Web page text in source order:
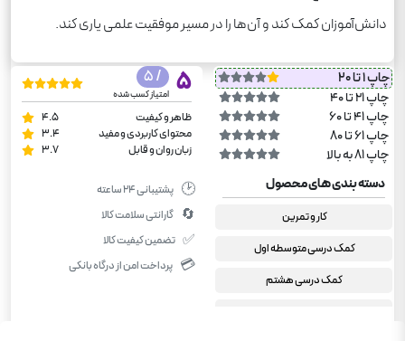
دانش‌آموزان کمک کند و آن‌ها را در مسیر موفقیت علمی یاری کند.
چاپ 1 تا 20
چاپ 21 تا 40
چاپ 41 تا 60
چاپ 61 تا 80
چاپ 81 به بالا
5
/ 5
امتیاز کسب شده
ظاهر و کیفیت
4.5
محتوای کاربردی و مفید
3.4
زبان روان و قابل
3.7
دسته بندی های محصول
کار و تمرین
کمک درسی متوسطه اول
کمک درسی هشتم
🕑 پشتیبانی ۲۴ ساعته
🔄 گارانتی سلامت کالا
✅ تضمین کیفیت کالا
💳 پرداخت امن از درگاه بانکی